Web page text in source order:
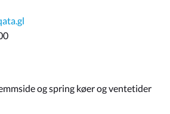
og spring køer og ventetider